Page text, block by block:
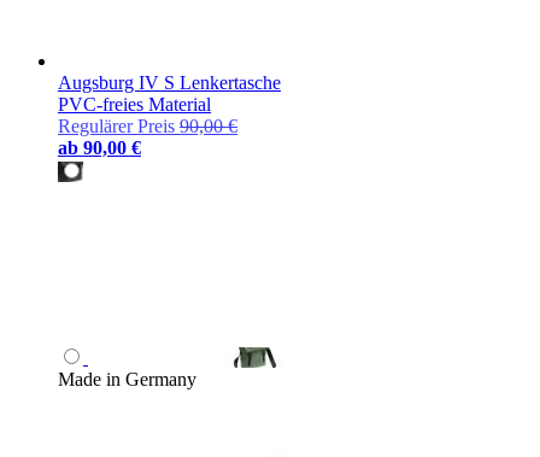
Augsburg IV S Lenkertasche
PVC-freies Material
Regulärer Preis 90,00 €
ab 90,00 €
Made in Germany